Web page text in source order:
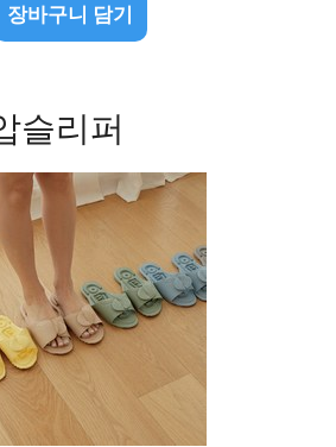
장바구니 담기
슬리퍼